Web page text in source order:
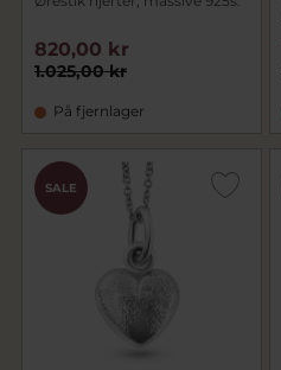
1.025,00 kr
820,00 kr
På fjernlager
SALE